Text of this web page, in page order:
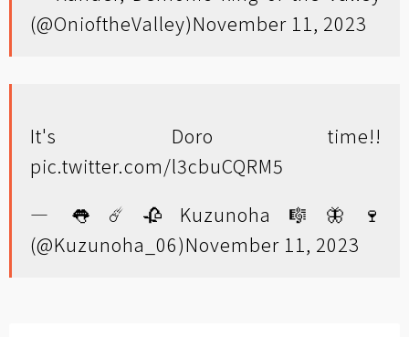
(@OnioftheValley)November 11, 2023
It's Doro time!!
pic.twitter.com/l3cbuCQRM5
— 👅☄️🥀Kuzunoha🎼🦋🍷
(@Kuzunoha_06)November 11, 2023